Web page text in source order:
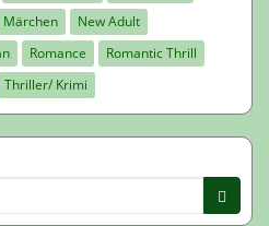
Märchen
New Adult
Romance
Romantic Thrill
Thriller/ Krimi